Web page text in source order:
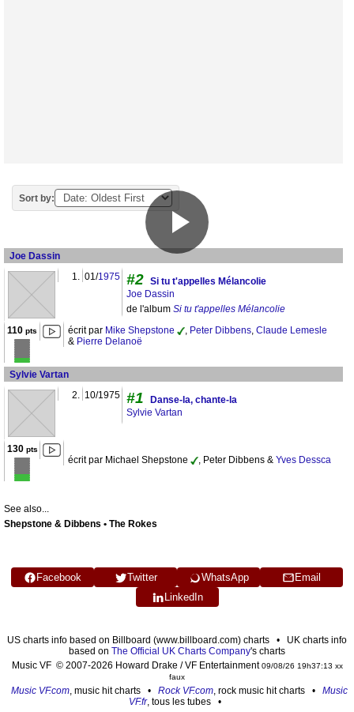
Sort by:
Joe Dassin
1. 01/1975 #2 Si tu t'appelles Mélancolie
Joe Dassin
de l'album Si tu t'appelles Mélancolie
110 pts écrit par Mike Shepstone , Peter Dibbens, Claude Lemesle
& Pierre Delanoë
Sylvie Vartan
2. 10/1975 #1
Danse-la, chante-la
Sylvie Vartan
130pts
écrit par Michael Shepstone , Peter Dibbens & Yves Dessca
See also...
Shepstone & Dibbens • The Rokes
Facebook Twitter WhatsApp
Email
LinkedIn
US charts info based on Billboard (www.billboard.com) charts • UK charts info
based on The Official UK Charts Company's charts
Music VF © 2007-2026 Howard Drake / VF Entertainment09/08/26 19h37:13 xx
faux
Music VF.com, music hit charts • Rock VF.com, rock music hit charts • Music
VF.fr, tous les tubes •